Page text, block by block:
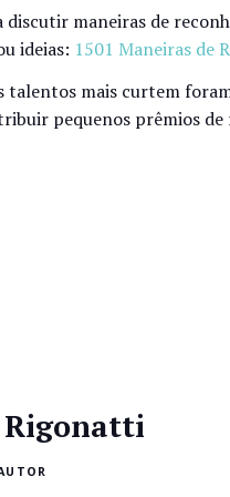
maneiras de
ideias: 1501 Maneiras de
talentos mais curtem
pequenos prêmios
Rigonatti